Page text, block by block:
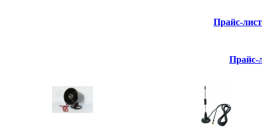
Прайс-
Прайс-